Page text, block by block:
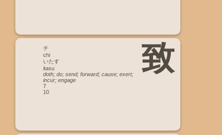
致
チ
chi
いたす
itasu
doth; do; send; forward; cause; exert;
incur; engage
7
10